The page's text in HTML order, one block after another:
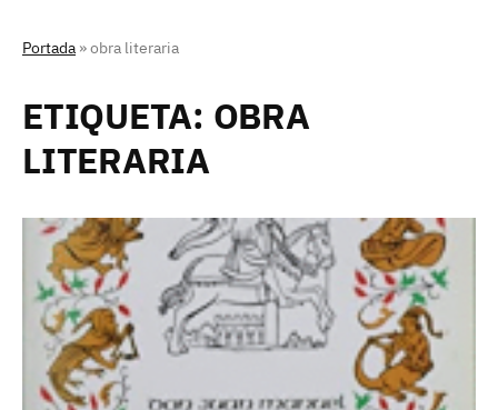
Portada »obra literaria
ETIQUETA: OBRA
LITERARIA